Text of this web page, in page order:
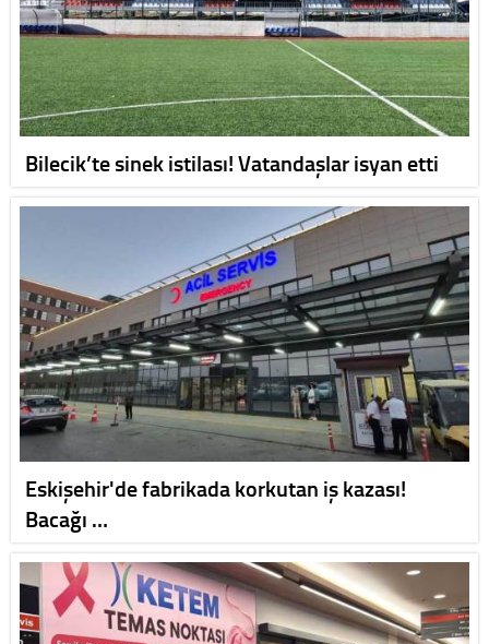
Bilecik’te sinek istilası! Vatandaşlar isyan etti
Eskişehir'de fabrikada korkutan iş kazası!
Bacağı …